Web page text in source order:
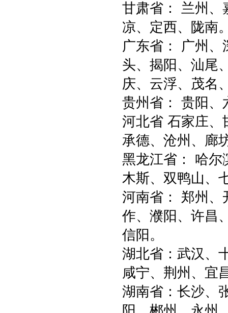
甘肃省： 兰州、
凉、定西、陇南
广东省： 广州、
头、揭阳、汕尾
庆、云浮、茂名
贵州省： 贵阳、
河北省 石家庄、
承德、沧州、廊
黑龙江省： 哈尔
木斯、双鸭山、
河南省： 郑州、
作、濮阳、许昌
信阳。
湖北省：武汉、
咸宁、荆州、宜
湖南省：长沙、